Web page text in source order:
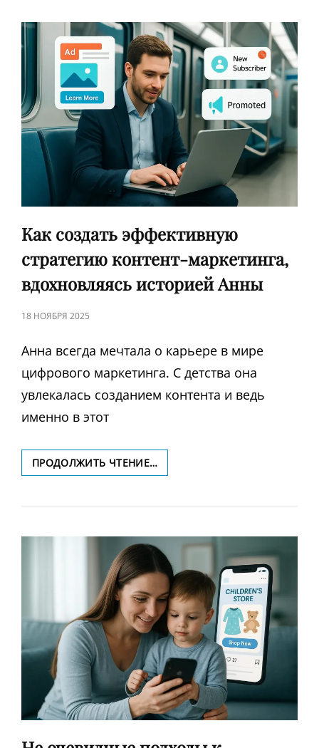
УПРАВЛЕНИЯ
ВЛИЯЮТ
НА
МАРКЕТИНГ
В
СОЦИАЛЬНЫХ
СЕТЯХ
Как создать эффективную
стратегию контент-маркетинга,
вдохновляясь историей Анны
ЗАПИСЬ
18 НОЯБРЯ 2025
Анна всегда мечтала о карьере в мире
цифрового маркетинга. С детства она
увлекалась созданием контента и ведь
именно в этот
ПРОДОЛЖИТЬ ЧТЕНИЕ…
СОЗДАТЬ
СТРАТЕГИЮ
МАРКЕТИНГА,
ВДОХНОВЛЯЯСЬ
ИСТОРИЕЙ
АННЫ